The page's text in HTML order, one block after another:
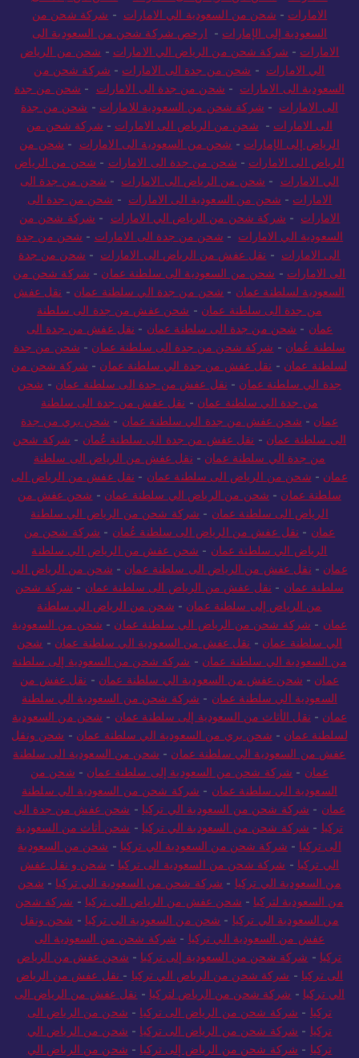
الامارات - شحن من السعودية الي الامارات - شركة شحن من
السعودية إلى الإمارات - ارخص شركة شحن من السعودية الى
الامارات - شركة شحن من الرياض الي الامارات - شحن من الرياض
الي الامارات - شحن من جدة الى الامارات - شركة شحن من
السعودية الى الامارات - شحن من جدة الى الامارات - شحن من جدة
الى الامارات - شركة شحن من السعودية للامارات - شحن من جدة
الى الامارات - شحن من الرياض الى الامارات - شركة شحن من
الرياض إلى الإمارات - شحن من السعودية الى الامارات - شحن من
الرياض الى الامارات - شحن من جدة الى الامارات - شحن من الرياض
الي الامارات - شحن من الرياض الى الامارات - شحن من جدة الى
الامارات - شحن من السعودية الى الامارات - شحن من جدة الى
الامارات - شركة شحن من الرياض الي الامارات - شركة شحن من
السعودية الي الامارات - شحن من جدة الى الامارات - شحن من جدة
الى الامارات - نقل عفش من الرياض الى الامارات - شحن من جدة
الى الامارات - شحن من السعودية الى سلطنة عمان - شركة شحن من
السعودية لسلطنة عمان - شحن من جدة الي سلطنة عمان - نقل عفش
من جدة الى سلطنة عمان - شحن عفش من جدة الى سلطنة
عمان - شحن من جدة الى سلطنة عمان - نقل عفش من جدة الى
سلطنة عُمان - شركة شحن من جدة الى سلطنة عمان - شحن من جدة
لسلطنة عمان - نقل عفش من جدة الي سلطنة عمان - شركة شحن من
جدة الي سلطنة عمان - نقل عفش من جدة الى سلطنة عمان - شحن
من جدة الي سلطنة عمان - نقل عفش من جدة الى سلطنة
عمان - شحن عفش من جدة الي سلطنة عمان - شحن بري من جدة
الى سلطنة عمان - نقل عفش من جدة الى سلطنة عُمان - شركة شحن
من جدة الي سلطنة عمان - نقل عفش من الرياض الى سلطنة
عمان - شحن من الرياض الى سلطنة عمان - نقل عفش من الرياض الى
سلطنة عمان - شحن من الرياض الي سلطنة عمان - شحن عفش من
الرياض الى سلطنة عمان - شركة شحن من الرياض الي سلطنة
عمان - نقل عفش من الرياض الى سلطنة عُمان - شركة شحن من
الرياض الي سلطنة عمان - شحن عفش من الرياض الي سلطنة
عمان - نقل عفش من الرياض الى سلطنة عمان - شحن من الرياض الى
سلطنة عمان - نقل عفش من الرياض الى سلطنة عمان - شركة شحن
من الرياض إلى سلطنة عمان - شحن من الرياض الي سلطنة
عمان - شركة شحن من الرياض الي سلطنة عمان - شحن من السعودية
الي سلطنة عمان - نقل عفش من السعودية الي سلطنة عمان - شحن
من السعودية الي سلطنة عمان - شركة شحن من السعودية إلى سلطنة
عمان - شحن عفش من السعودية الي سلطنة عمان - نقل عفش من
السعودية الي سلطنة عمان - شركة شحن من السعودية الي سلطنة
عمان - نقل الأثاث من السعودية إلى سلطنة عمان - شحن من السعودية
لسلطنة عمان - شحن بري من السعودية الي سلطنة عمان - شحن ونقل
عفش من السعودية الي سلطنة عمان - شحن من السعودية الى سلطنة
عمان - شركة شحن من السعودية إلى سلطنة عمان - شحن من
السعودية الي سلطنة عمان - شركة شحن من السعودية الي سلطنة
عمان - شركة شحن من السعودية الي تركيا - شحن عفش من جدة الى
تركيا - شركة شحن من السعودية الي تركيا - شحن أثاث من السعودية
الى تركيا - شركة شحن من السعودية الي تركيا - شحن من السعودية
الي تركيا - شركة شحن من السعودية الى تركيا - شحن و نقل عفش
من السعودية الي تركيا - شركة شحن من السعودية الي تركيا - شحن
من السعودية لتركيا - شحن عفش من الرياض الى تركيا - شركة شحن
من السعودية الي تركيا - شحن من السعودية الى تركيا - شحن ونقل
عفش من السعودية الي تركيا - شركة شحن من السعودية الى
تركيا - شركة شحن من السعودية إلى تركيا - شحن عفش من الرياض
الى تركيا - شركة شحن من الرياض الي تركيا - نقل عفش من الرياض
الي تركيا - شركة شحن من الرياض لتركيا - نقل عفش من الرياض الى
تركيا - شركة شحن من الرياض الى تركيا - شحن من الرياض الى
تركيا - شركة شحن من الرياض الى تركيا - شحن من الرياض الي
تركيا - شركة شحن من الرياض إلى تركيا - شحن من الرياض الي